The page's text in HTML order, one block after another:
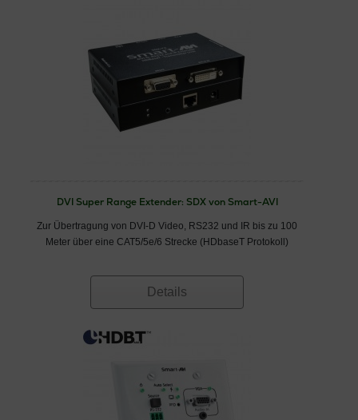
DVI Super Range Extender: SDX von Smart-AVI
Zur Übertragung von DVI-D Video, RS232 und IR bis zu 100
Meter über eine CAT5/5e/6 Strecke (HDbaseT Protokoll)
Details